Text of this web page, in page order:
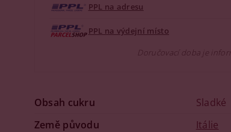
PPL na adresu
PPL na výdejní místo
Doručovací doba je
Obsah cukru
Sladké
Země původu
Itálie